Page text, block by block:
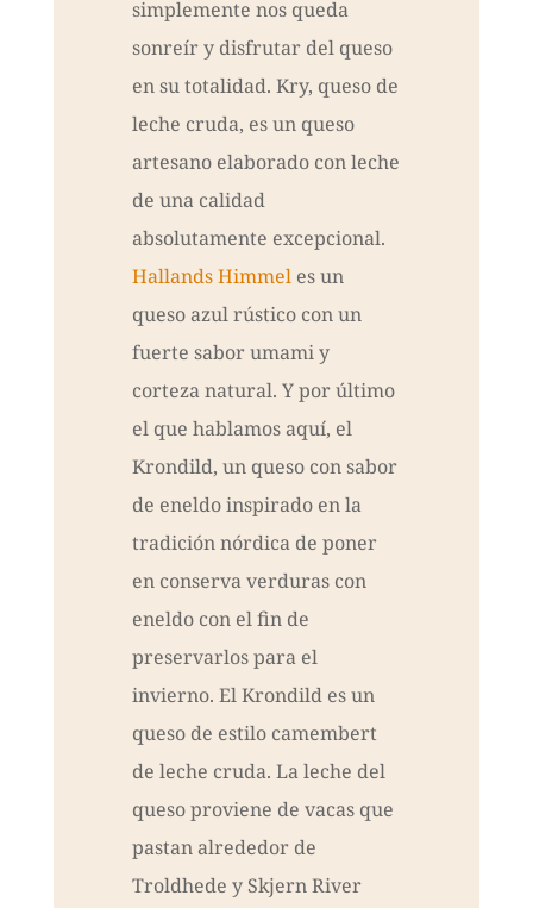
simplemente nos queda
sonreír y disfrutar del queso
en su totalidad. Kry, queso de
leche cruda, es un queso
artesano elaborado con leche
de una calidad
absolutamente excepcional.
Hallands Himmeles un
queso azul rústico con un
fuerte sabor umami y
corteza natural. Y por último
el que hablamos aquí, el
Krondild, un queso con sabor
de eneldo inspirado en la
tradición nórdica de poner
en conserva verduras con
eneldo con el fin de
preservarlos para el
invierno. El Krondild es un
queso de estilo camembert
de leche cruda. La leche del
queso proviene de vacas que
pastan alrededor de
Troldhede y Skjern River